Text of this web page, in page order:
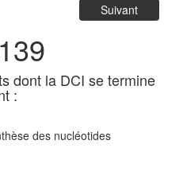
Suivant
dont la DCI se termine
:
des nucléotides